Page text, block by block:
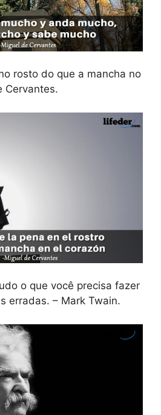
rosto do que a mancha no
Cervantes.
o que você precisa fazer
erradas. – Mark Twain.